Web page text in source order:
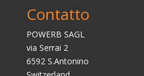
Contatto
POWERB SAGL
via Serrai 2
6592 S.Antonino